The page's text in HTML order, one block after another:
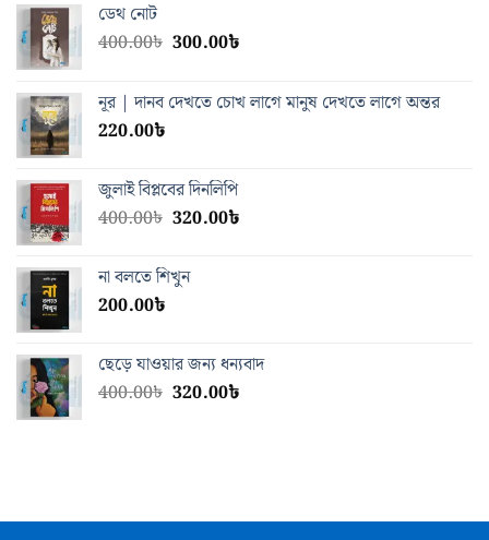
ডেথ নোট
400.00৳ Original
400.00৳.
300.00৳Current
300.00৳.
নূর | দানব দেখতে চোখ লাগে মানুষ দেখতে লাগে অন্তর
220.00৳
জুলাই বিপ্লবের দিনলিপি
400.00৳ Original
was:
400.00৳.
320.00৳Current
না বলতে শিখুন
200.00৳
ছেড়ে যাওয়ার জন্য ধন্যবাদ
400.00৳ Original
320.00৳Current